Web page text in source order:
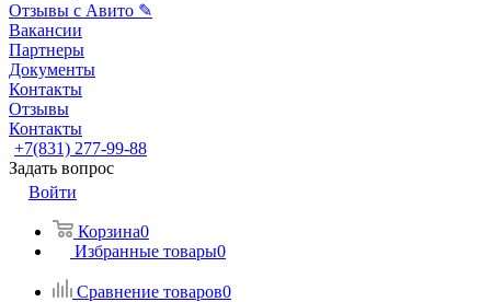
Отзывы с Авито ✎
Вакансии
Партнеры
Документы
Контакты
Отзывы
Контакты
+7(831) 277-99-88
Задать вопрос
Войти
Корзина0
Избранные товары0
Сравнение товаров0